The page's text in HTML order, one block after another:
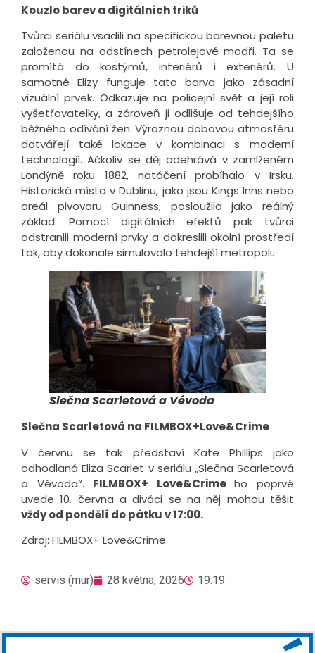
Kouzlo barev a digitálních triků
Tvůrci seriálu vsadili na specifickou barevnou paletu
založenou na odstínech petrolejové modři. Ta se
promítá do kostýmů, interiérů i exteriérů. U
samotné Elizy funguje tato barva jako zásadní
vizuální prvek. Odkazuje na policejní svět a její roli
vyšetřovatelky, a zároveň ji odlišuje od tehdejšího
běžného odívání žen. Výraznou dobovou atmosféru
dotvářejí také lokace v kombinaci s moderní
technologií. Ačkoliv se děj odehrává v zamlženém
Londýně roku 1882, natáčení probíhalo v Irsku.
Historická místa v Dublinu, jako jsou Kings Inns nebo
areál pivovaru Guinness, posloužila jako reálný
základ. Pomocí digitálních efektů pak tvůrci
odstranili moderní prvky a dokreslili okolní prostředí
tak, aby dokonale simulovalo tehdejší metropoli.
Slečna Scarletová a Vévoda
Slečna Scarletová na FILMBOX+Love&Crime
V červnu se tak představí Kate Phillips jako
odhodlaná Eliza Scarlet v seriálu „Slečna Scarletová
a Vévoda“. FILMBOX+ Love&Crimeho poprvé
uvede 10. června a diváci se na něj mohou těšit
vždy od pondělí do pátku v 17:00.
Zdroj: FILMBOX+ Love&Crime
servis (mur) 28 května, 2026 19:19